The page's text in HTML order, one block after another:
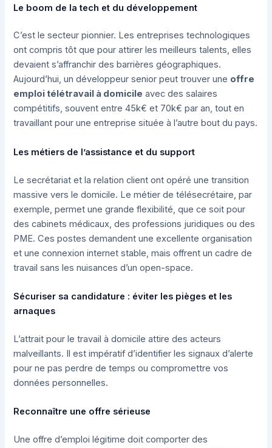
Le boom de la tech et du développement
C’est le secteur pionnier. Les entreprises technologiques
ont compris tôt que pour attirer les meilleurs talents, elles
devaient s’affranchir des barrières géographiques.
Aujourd’hui, un développeur senior peut trouver une offre
emploi télétravail à domicile avec des salaires
compétitifs, souvent entre 45k€ et 70k€ par an, tout en
travaillant pour une entreprise située à l’autre bout du pays.
Les métiers de l’assistance et du support
Le secrétariat et la relation client ont opéré une transition
massive vers le domicile. Le métier de télésecrétaire, par
exemple, permet une grande flexibilité, que ce soit pour
des cabinets médicaux, des professions juridiques ou des
PME. Ces postes demandent une excellente organisation
et une connexion internet stable, mais offrent un cadre de
travail sans les nuisances d’un open-space.
Sécuriser sa candidature : éviter les pièges et les
arnaques
L’attrait pour le travail à domicile attire des acteurs
malveillants. Il est impératif d’identifier les signaux d’alerte
pour ne pas perdre de temps ou compromettre vos
données personnelles.
Reconnaître une offre sérieuse
Une offre d’emploi légitime doit comporter des